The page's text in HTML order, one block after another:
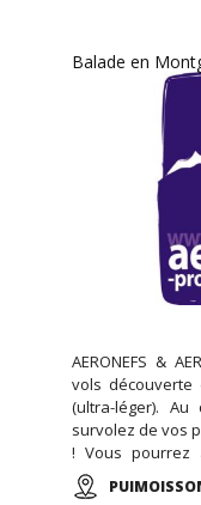
Balade en
AERONEFS &
vols
(ultra-léger).
survolez de vos
! Vous pourrez
plateau de
du Verdon tout